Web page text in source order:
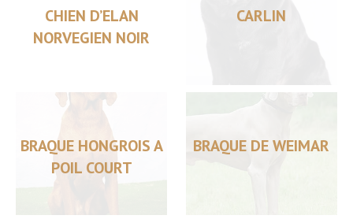
CHIEN D’ELAN
NORVEGIEN NOIR
CARLIN
BRAQUE HONGROIS A
POIL COURT
BRAQUE DE WEIMAR